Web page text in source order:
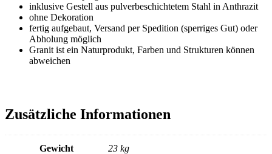
inklusive Gestell aus pulverbeschichtetem Stahl in Anthrazit
ohne Dekoration
fertig aufgebaut, Versand per Spedition (sperriges Gut) oder
Abholung möglich
Granit ist ein Naturprodukt, Farben und Strukturen können
abweichen
Zusätzliche Informationen
Gewicht 23 kg